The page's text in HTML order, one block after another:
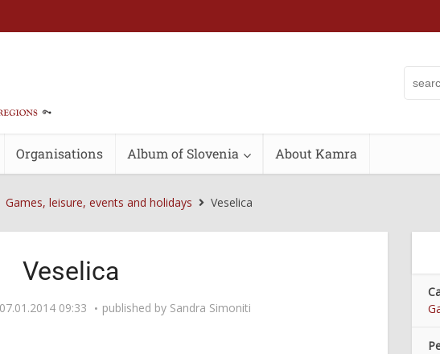
Organisations Album of Slovenia About Kamra
Games, leisure, events and holidays Veselica
Veselica
07.01.2014 09:33 published by Sandra Simoniti